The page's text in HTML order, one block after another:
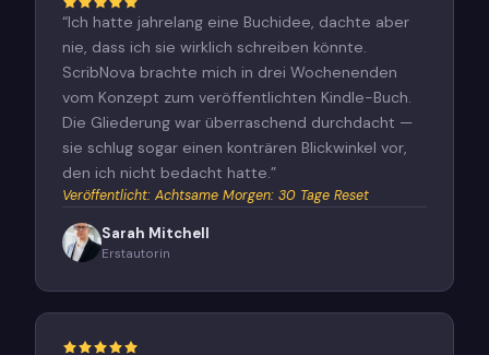
“Ich hatte jahrelang eine Buchidee, dachte aber
nie, dass ich sie wirklich schreiben könnte.
ScribNova brachte mich in drei Wochenenden
vom Konzept zum veröffentlichten Kindle-Buch.
Die Gliederung war überraschend durchdacht —
sie schlug sogar einen konträren Blickwinkel vor,
den ich nicht bedacht hatte.”
Veröffentlicht: Achtsame Morgen: 30 Tage Reset
Sarah Mitchell
Erstautorin